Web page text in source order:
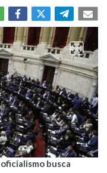
busca